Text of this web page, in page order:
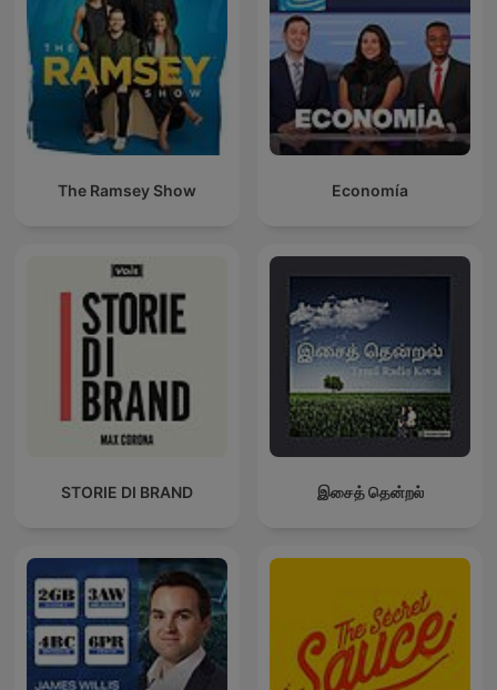
The Ramsey Show Economía
STORIE DI BRAND இசைத் தென்றல்